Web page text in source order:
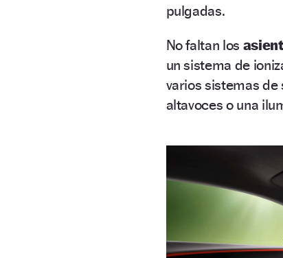
pulgadas.
No faltan los
un sistema de
varios sistemas
altavoces o una